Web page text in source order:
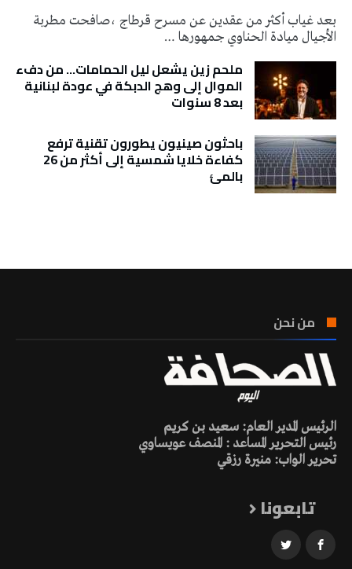
بعد غياب أكثر من عقدين عن مسرح قرطاج ،صافحت مطربة
الأجيال ميادة الحناوي جمهورها …
ملحم زين يشعل ليل الحمامات… من دفء
الموال إلى وهج الدبكة في عودة لبنانية
بعد 8 سنوات
باحثون صينيون يطورون تقنية ترفع
كفاءة خلايا شمسية إلى أكثر من 26
بالمئ
من نحن
الرئيس المدير العام: سعيد بن كريم
رئيس التحرير المساعد : المنصف عويساوي
تحرير الواب: منيرة رزقي
تابعونا